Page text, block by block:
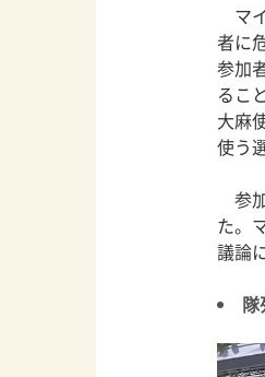
マ
者に
参加
るこ
大麻
使う
参
た。
議論